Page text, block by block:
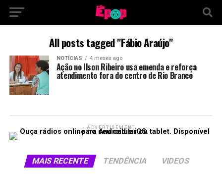
All posts tagged "Fábio Araújo"
NOTÍCIAS 4 meses ago
Ação no Ilson Ribeiro usa emenda e reforça
atendimento fora do centro de Rio Branco
ADVERTISEMENT
MAIS RECENTE TENDÊNCIA VIDEOS